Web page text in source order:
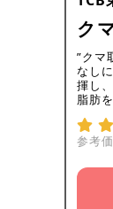
ク
”クマ
なし
揮し
脂肪
参考